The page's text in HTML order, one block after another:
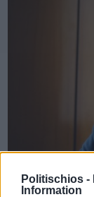
Politischios -
Information